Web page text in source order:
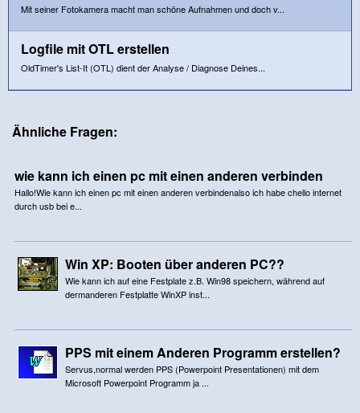
Mit seiner Fotokamera macht man schöne Aufnahmen und doch v...
Logfile mit OTL erstellen
OldTimer's List-It (OTL) dient der Analyse / Diagnose Deines...
Ähnliche Fragen:
wie kann ich einen pc mit einen anderen verbinden
Hallo!Wie kann ich einen pc mit einen anderen verbindenalso ich habe chello internet
durch usb bei e...
Win XP: Booten über anderen PC??
Wie kann ich auf eine Festplate z.B. Win98 speichern, während auf
dermanderen Festplatte WinXP inst...
PPS mit einem Anderen Programm erstellen?
Servus,normal werden PPS (Powerpoint Presentationen) mit dem
Microsoft Powerpoint Programm ja ...